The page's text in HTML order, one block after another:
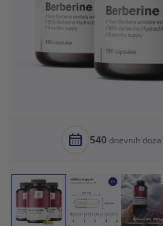
540 dnevnih doza